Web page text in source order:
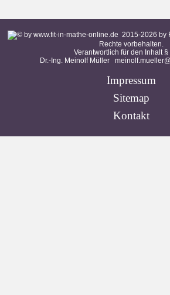
2015-2026 by
Rechte vorbehalten.
Verantwortlich für den Inhalt §
Dr.-Ing. Meinolf Müller
Impressum
Sitemap
Kontakt